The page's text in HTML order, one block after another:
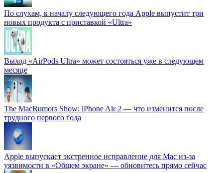
По слухам, к началу следующего года Apple выпустит три
новых продукта с приставкой «Ultra»
Выход «AirPods Ultra» может состояться уже в следующем
месяце
The MacRumors Show: iPhone Air 2 — что изменится после
трудного первого года
Apple выпускает экстренное исправление для Mac из-за
уязвимости в «Общем экране» — обновитесь прямо сейчас